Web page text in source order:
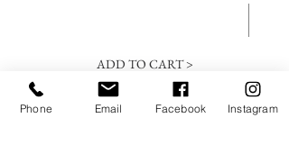
ADD TO CART >
Phone Email Facebook Instagram